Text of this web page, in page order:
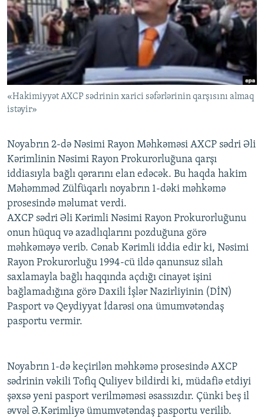
FOTOQALEREYA
İNFOQRAFIKA
KARIKATURA
OXU ZALI
AZƏRBAYCAN ƏDƏBIYYATI KITABXANASI
İSLAM VƏ DEMOKRATIYA
İZ - MƏDƏNIYYƏT PROQRAMI
HAQQIMIZDA
MISSIYAMIZ
PEŞƏ ETIKASI VƏ JURNALISTIKA STANDARTLARIMIZ
MATERIALLARIMIZDAN ISTIFADƏ
AZADLIQRADIOSU MOBIL TELEFONUNUZDA
XƏBƏR BÜLLETENLƏRIMIZ
BIZI IZLƏ
RFE/RL-in bütün saytları
«Hakimiyyət AXCP sədrinin xarici səfərlərinin qarşısını almaq
istəyir»
Noyabrın 2-də Nəsimi Rayon Məhkəməsi AXCP sədri Əli
Kərimlinin Nəsimi Rayon Prokurorluğuna qarşı
iddiasıyla bağlı qərarını elan edəcək. Bu haqda hakim
Məhəmməd Zülfüqarlı noyabrın 1-dəki məhkəmə
prosesində məlumat verdi.
AXCP sədri Əli Kərimli Nəsimi Rayon Prokurorluğunu
onun hüquq və azadlıqlarını pozduğuna görə
məhkəməyə verib. Cənab Kərimli iddia edir ki, Nəsimi
Rayon Prokurorluğu 1994-cü ildə qanunsuz silah
saxlamayla bağlı haqqında açdığı cinayət işini
bağlamadığına görə Daxili İşlər Nazirliyinin (DİN)
Pasport və Qeydiyyat İdarəsi ona ümumvətəndaş
pasportu vermir.
Noyabrın 1-də keçirilən məhkəmə prosesində AXCP
sədrinin vəkili Tofiq Quliyev bildirdi ki, müdafiə etdiyi
şəxsə yeni pasport verilməməsi əsassızdır. Çünki beş il
əvvəl Ə.Kərimliyə ümumvətəndaş pasportu verilib.